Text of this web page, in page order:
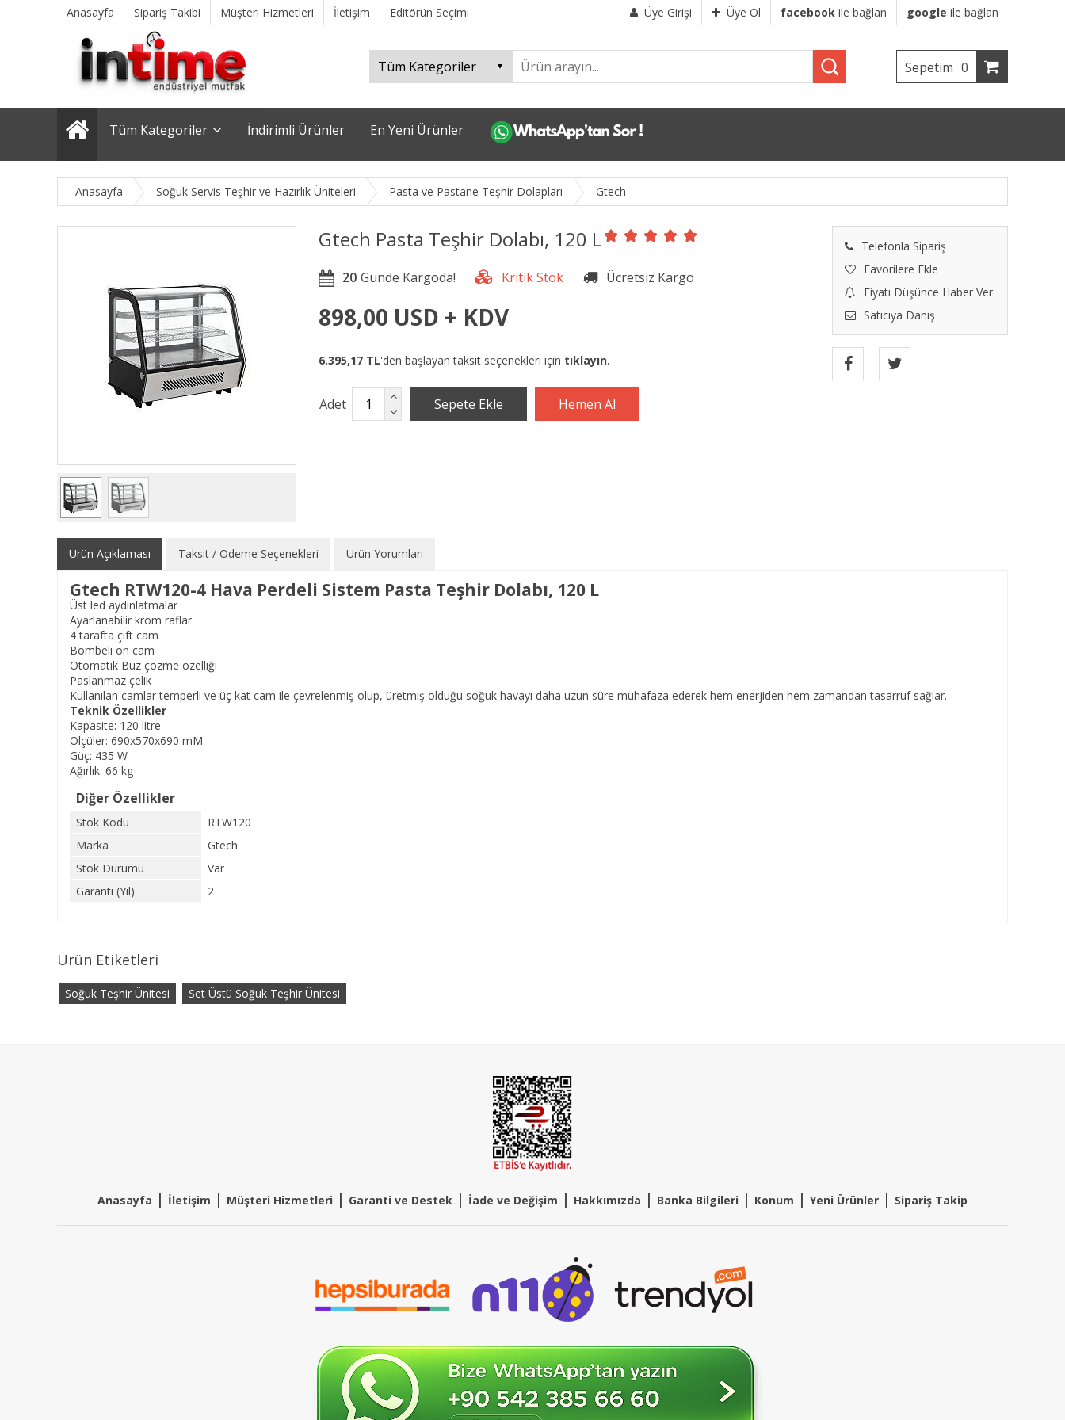
Anasayfa Sipariş Takibi Müşteri Hizmetleri İletişim Editörün Seçimi Üye Girişi Üye Ol facebook ile bağlan google ile bağlan
Sepetim 0
Tüm Kategoriler İndirimli Ürünler En Yeni Ürünler
Anasayfa Soğuk Servis Teşhir ve Hazırlık Üniteleri Pasta ve Pastane Teşhir Dolapları Gtech
Gtech Pasta Teşhir Dolabı, 120 L
Telefonla Sipariş
Favorilere Ekle
Fiyatı Düşünce Haber Ver
Satıcıya Danış
20
898,00 USD + KDV
6.395,17 TL'den başlayan taksit seçenekleri için tıklayın.
Adet
Ürün Açıklaması Taksit / Ödeme Seçenekleri Ürün Yorumları
Gtech RTW120-4 Hava Perdeli Sistem Pasta Teşhir Dolabı, 120 L
Üst led aydınlatmalar
Ayarlanabilir krom raflar
4 tarafta çift cam
Bombeli ön cam
Otomatik Buz çözme özelliği
Paslanmaz çelik
Kullanılan camlar temperli ve üç kat cam ile çevrelenmiş olup, üretmiş olduğu soğuk havayı daha uzun süre muhafaza ederek hem enerjiden hem zamandan tasarruf sağlar.
Teknik Özellikler
Kapasite: 120 litre
Ölçüler: 690x570x690 mM
Güç: 435 W
Ağırlık: 66 kg
Diğer Özellikler
Stok Kodu
RTW120
Marka
Gtech
Stok Durumu
Var
Garanti (Yıl)
2
Ürün Etiketleri
Soğuk Teşhir Ünitesi Set Üstü Soğuk Teşhir Ünitesi
Anasayfa | İletişim | Müşteri Hizmetleri | Garanti ve Destek | İade ve Değişim | Hakkımızda | Banka Bilgileri | Konum | Yeni Ürünler | Sipariş Takip